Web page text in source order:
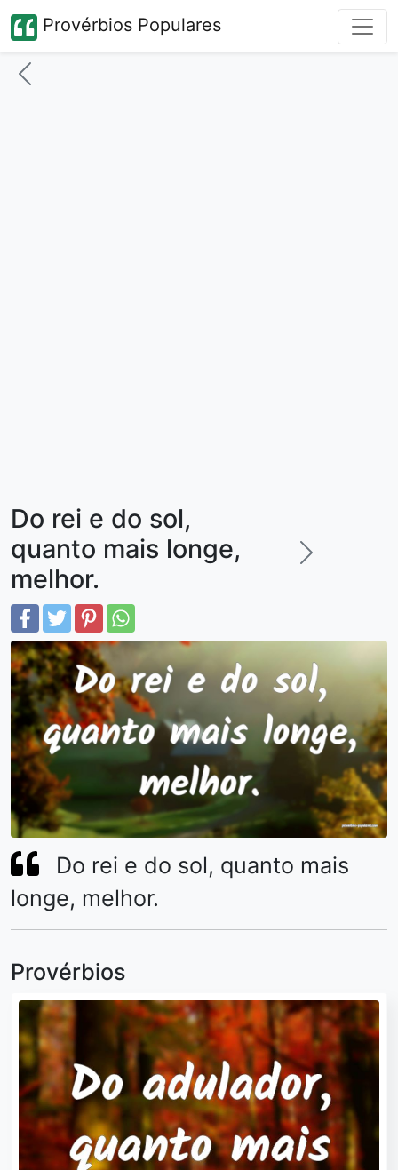
Provérbios Populares
Do rei e do sol,
quanto mais longe,
melhor.
Do rei e do sol, quanto mais
longe, melhor.
Provérbios